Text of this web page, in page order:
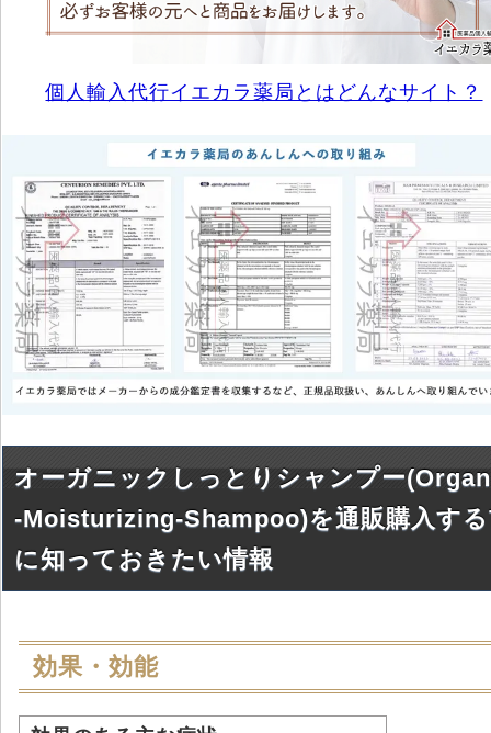
個人輸入代行イエカラ薬局とはどんなサイト？
オーガニックしっとりシャンプー
-Moisturizing-Shampoo)を通販購入す
に知っておきたい情報
効果・効能